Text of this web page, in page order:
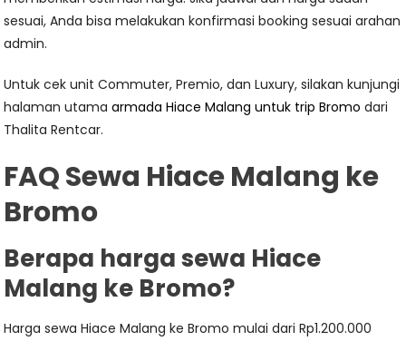
sesuai, Anda bisa melakukan konfirmasi booking sesuai arahan
admin.
Untuk cek unit Commuter, Premio, dan Luxury, silakan kunjungi
halaman utamaarmada Hiace Malang untuk trip Bromo dari
Thalita Rentcar.
FAQ Sewa Hiace Malang ke
Bromo
Berapa harga sewa Hiace
Malang ke Bromo?
Harga sewa Hiace Malang ke Bromo mulai dari Rp1.200.000